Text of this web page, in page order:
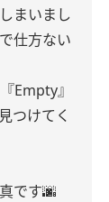
まいまし
仕方ない
Empty』
つけてく
です🌆